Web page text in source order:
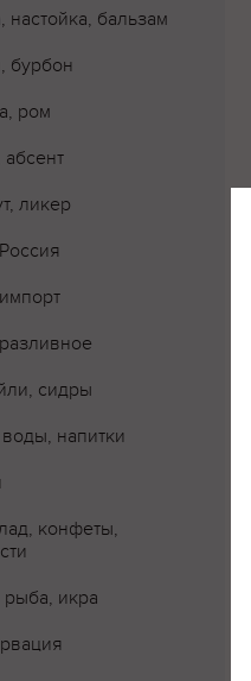
настойка, бальзам
бурбон
ром
ликер
сидры
напитки
конфеты,
икра